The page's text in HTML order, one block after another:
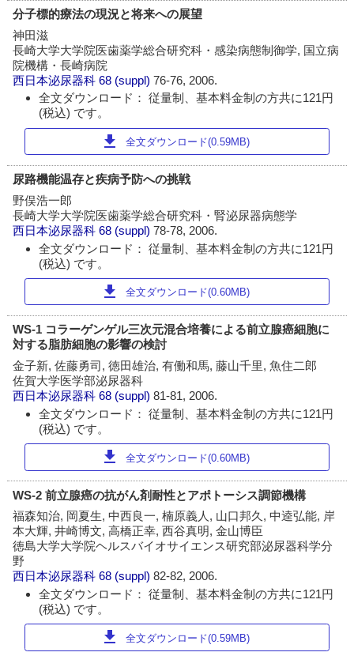
分子標的療法の現況と将来への展望
神田滋
長崎大学大学院医歯薬学総合研究科・感染病態制御学, 国立病
院機構・長崎病院
西日本泌尿器科 68 (suppl)76-76, 2006.
全文ダウンロード： 従量制、基本料金制の方共に121円
(税込) です。
download 全文ダウンロード(0.59MB)
尿路機能温存と疾病予防への挑戦
野俣浩一郎
長崎大学大学院医歯薬学総合研究科・腎泌尿器病態学
西日本泌尿器科 68 (suppl)78-78, 2006.
全文ダウンロード： 従量制、基本料金制の方共に121円
(税込) です。
download 全文ダウンロード(0.60MB)
WS-1 コラーゲンゲル三次元混合培養による前立腺癌細胞に
対する脂肪細胞の影響の検討
金子新, 佐藤勇司, 徳田雄治, 有働和馬, 藤山千里, 魚住二郎
佐賀大学医学部泌尿器科
西日本泌尿器科 68 (suppl)81-81, 2006.
全文ダウンロード： 従量制、基本料金制の方共に121円
(税込) です。
download 全文ダウンロード(0.60MB)
WS-2 前立腺癌の抗がん剤耐性とアポトーシス調節機構
福森知治, 岡夏生, 中西良一, 楠原義人, 山口邦久, 中逵弘能, 岸
本大輝, 井崎博文, 高橋正幸, 西谷真明, 金山博臣
徳島大学大学院ヘルスバイオサイエンス研究部泌尿器科学分
野
西日本泌尿器科 68 (suppl)82-82, 2006.
全文ダウンロード： 従量制、基本料金制の方共に121円
(税込) です。
download 全文ダウンロード(0.59MB)